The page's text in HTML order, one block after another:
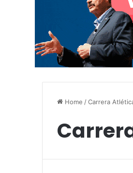
Home /Carrera